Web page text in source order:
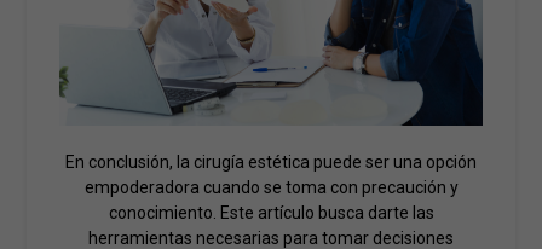
En conclusión, la cirugía estética puede ser una opción
empoderadora cuando se toma con precaución y
conocimiento. Este artículo busca darte las
herramientas necesarias para tomar decisiones